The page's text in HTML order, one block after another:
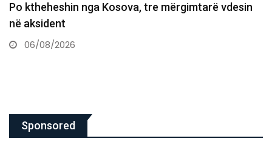
Policia konfirmon ekstradimin e Dukagjin Nikollajt
nga Spanja, i dyshuar…
06/08/2026
Sponsored